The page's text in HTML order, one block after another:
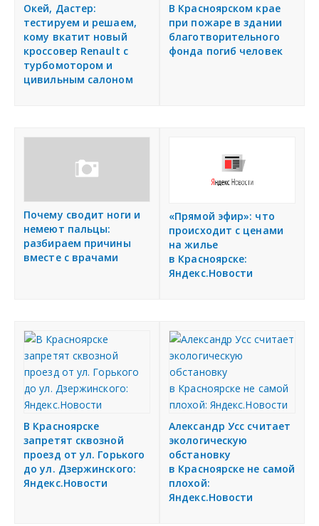
Окей, Дастер:
тестируем и решаем,
кому вкатит новый
кроссовер Renault с
турбомотором и
цивильным салоном
В Красноярском крае
при пожаре в здании
благотворительного
фонда погиб человек
Почему сводит ноги и
немеют пальцы:
разбираем причины
вместе с врачами
«Прямой эфир»: что
происходит с ценами
на жилье
в Красноярске:
Яндекс.Новости
В Красноярске
запретят сквозной
проезд от ул. Горького
до ул. Дзержинского:
Яндекс.Новости
Александр Усс считает
экологическую
обстановку
в Красноярске не самой
плохой:
Яндекс.Новости